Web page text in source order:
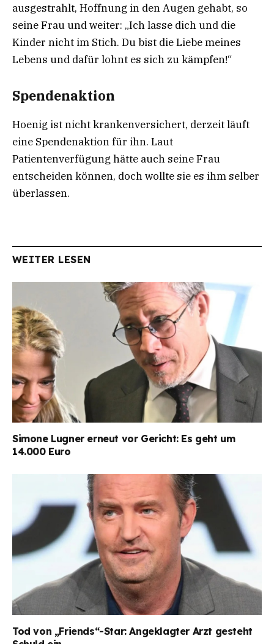
ausgestrahlt, Hoffnung in den Augen gehabt, so
seine Frau und weiter: „Ich lasse dich und die
Kinder nicht im Stich. Du bist die Liebe meines
Lebens und dafür lohnt es sich zu kämpfen!“
Spendenaktion
Hoenig ist nicht krankenversichert, derzeit läuft
eine Spendenaktion für ihn. Laut
Patientenverfügung hätte auch seine Frau
entscheiden können, doch wollte sie es ihm selber
überlassen.
WEITER LESEN
Simone Lugner erneut vor Gericht: Es geht um
14.000 Euro
Tod von „Friends“-Star: Angeklagter Arzt gesteht